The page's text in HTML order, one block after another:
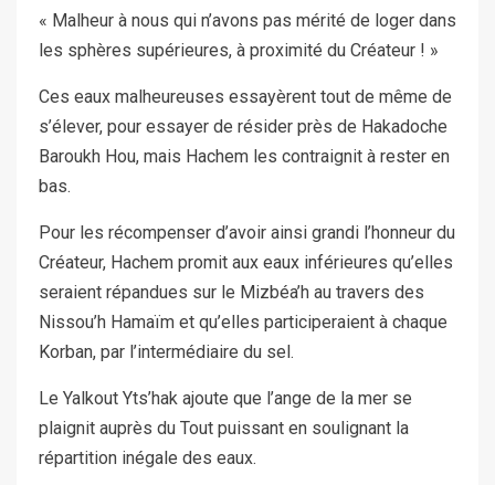
« Malheur à nous qui n’avons pas mérité de loger dans
les sphères supérieures, à proximité du Créateur ! »
Ces eaux malheureuses essayèrent tout de même de
s’élever, pour essayer de résider près de Hakadoche
Baroukh Hou, mais Hachem les contraignit à rester en
bas.
Pour les récompenser d’avoir ainsi grandi l’honneur du
Créateur, Hachem promit aux eaux inférieures qu’elles
seraient répandues sur le Mizbéa’h au travers des
Nissou’h Hamaïm et qu’elles participeraient à chaque
Korban, par l’intermédiaire du sel.
Le Yalkout Yts’hak ajoute que l’ange de la mer se
plaignit auprès du Tout puissant en soulignant la
répartition inégale des eaux.